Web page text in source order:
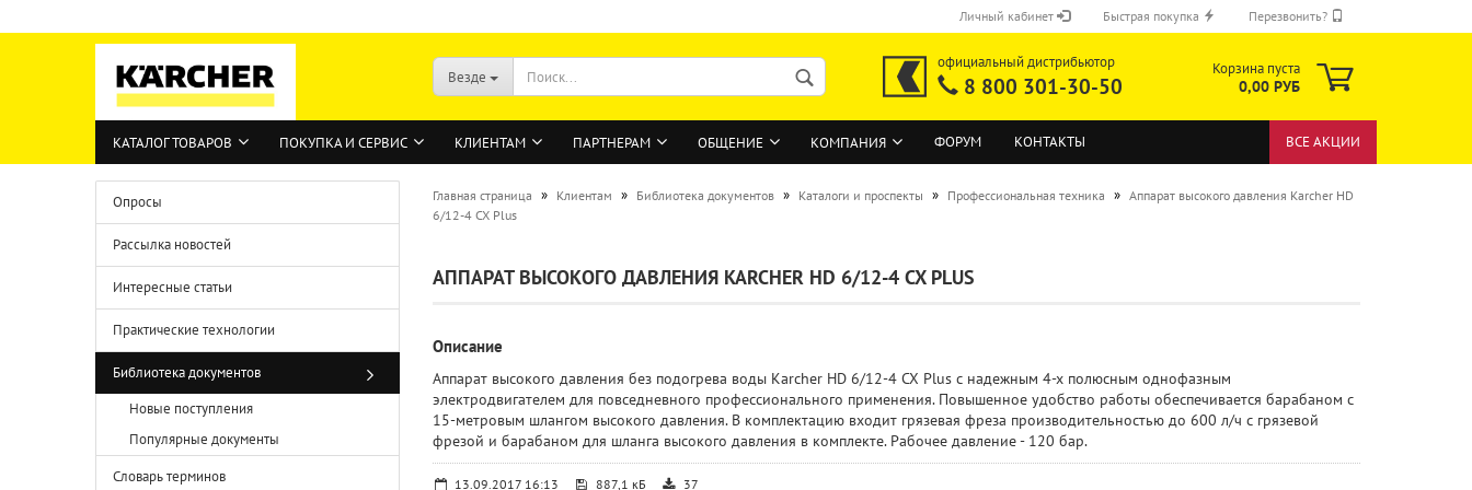
Личный кабинет Быстрая покупка Перезвонить?
Везде
официальный дистрибьютор
8 800 301-30-50
Корзина пуста
0,00 РУБ
КАТАЛОГ ТОВАРОВ ПОКУПКА И СЕРВИС КЛИЕНТАМ ПАРТНЕРАМ ОБЩЕНИЕ КОМПАНИЯ ФОРУМ КОНТАКТЫ ВСЕ АКЦИИ
Главная страница » Клиентам » Библиотека документов » Каталоги и проспекты » Профессиональная техника » Аппарат высокого давления Karcher HD
6/12-4 CX Plus
АППАРАТ ВЫСОКОГО ДАВЛЕНИЯ KARCHER HD 6/12-4 CX PLUS
Описание
Аппарат высокого давления без подогрева воды Karcher HD 6/12-4 CX Plus с надежным 4-х полюсным однофазным
электродвигателем для повседневного профессионального применения. Повышенное удобство работы обеспечивается барабаном с
15-метровым шлангом высокого давления. В комплектацию входит грязевая фреза производительностью до 600 л/ч с грязевой
фрезой и барабаном для шланга высокого давления в комплекте. Рабочее давление - 120 бар.
13.09.2017 16:13 887,1 кБ 37
Опросы
Рассылка новостей
Интересные статьи
Практические технологии
Библиотека документов
Новые поступления
Популярные документы
Словарь терминов